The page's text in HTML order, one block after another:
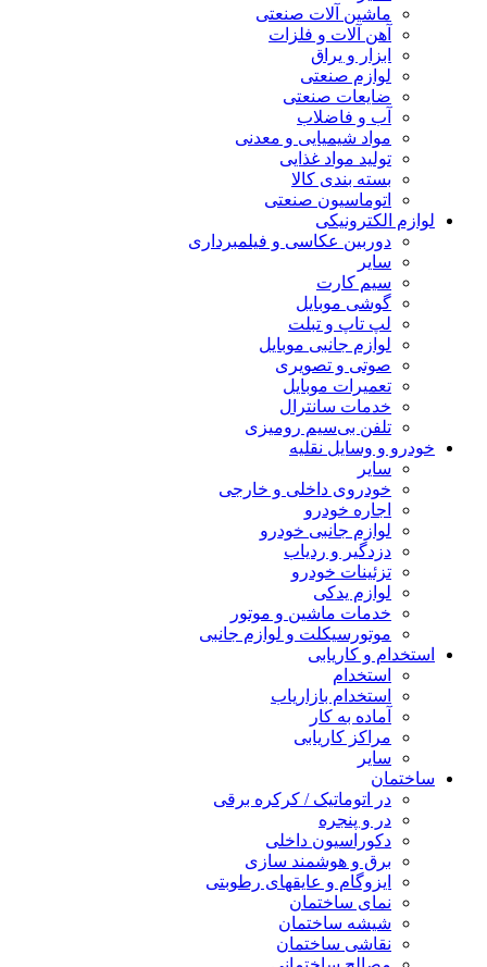
ماشین آلات صنعتی
آهن آلات و فلزات
ابزار و یراق
لوازم صنعتی
ضایعات صنعتی
آب و فاضلاب
مواد شیمیایی و معدنی
تولید مواد غذایی
بسته بندی کالا
اتوماسیون صنعتی
لوازم الکترونیکی
دوربین عکاسی و فیلمبرداری
سایر
سیم کارت
گوشی موبایل
لپ تاپ و تبلت
لوازم جانبی موبایل
صوتی و تصویری
تعمیرات موبایل
خدمات سانترال
تلفن بی‌سیم رومیزی
خودرو و وسایل نقلیه
سایر
خودروی داخلی و خارجی
اجاره خودرو
لوازم جانبی خودرو
دزدگیر و ردیاب
تزئینات خودرو
لوازم یدکی
خدمات ماشین و موتور
موتورسیکلت و لوازم جانبی
استخدام و کاریابی
استخدام
استخدام بازاریاب
آماده به کار
مراکز کاریابی
سایر
ساختمان
در اتوماتیک / کرکره برقی
در و پنجره
دکوراسیون داخلی
برق و هوشمند سازی
ایزوگام و عایقهای رطوبتی
نمای ساختمان
شیشه ساختمان
نقاشی ساختمان